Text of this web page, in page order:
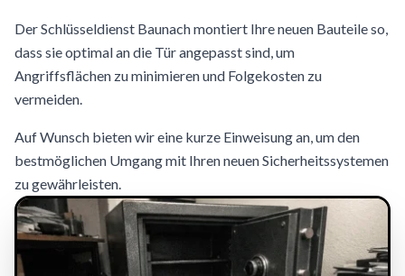
Der Schlüsseldienst Baunach montiert Ihre neuen Bauteile so,
dass sie optimal an die Tür angepasst sind, um
Angriffsflächen zu minimieren und Folgekosten zu
vermeiden.
Auf Wunsch bieten wir eine kurze Einweisung an, um den
bestmöglichen Umgang mit Ihren neuen Sicherheitssystemen
zu gewährleisten.